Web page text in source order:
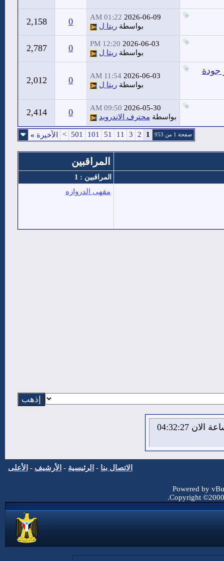
2026-06-09
01:22 AM
بواسطة ريتا ل 0
2,158
2026-06-03
12:20 PM
بواسطة ريتا ل 0
2,787
جودة 2026-06-03
11:54 AM
بواسطة ريتا ل 0
2,012
2026-05-30
09:50 AM
بواسطة محترف الاندرويد 0
2,414
صفحة 1 من 953 1
2
3
11
51
101
501
> الأخيرة »
المراقبين
المراقبين : 1
مقهى الدروازه
الاحد 9 من اغسطس 2026 , الساعة الان 04:32:27
الاتصال بنا - الرئيسية - الأرشيف - الأعلى
Powered by
Copyright